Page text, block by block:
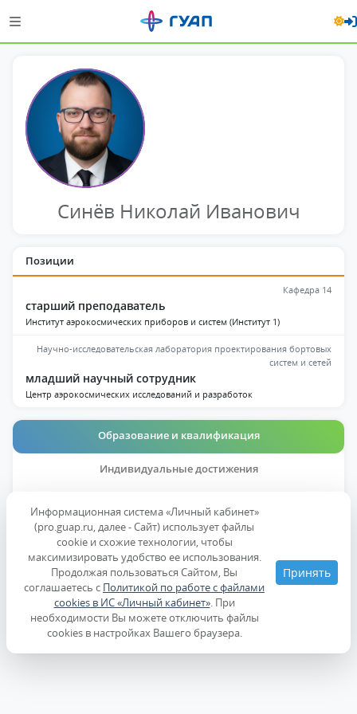
Синёв Николай Иванович
Позиции
Кафедра 14
старший преподаватель
Институт аэрокосмических приборов и систем (Институт 1)
Научно-исследовательская лаборатория проектирования бортовых
систем и сетей
младший научный сотрудник
Центр аэрокосмических исследований и разработок
Образование и квалификация
Индивидуальные достижения
Дисциплины
Образование
Повышение квалификации
Информационная система «Личный кабинет»
(pro.guap.ru, далее - Сайт) использует файлы
cookie и схожие технологии, чтобы
максимизировать удобство ее использования.
Продолжая пользоваться Сайтом, Вы
соглашаетесь с Политикой по работе с файлами
cookies в ИС «Личный кабинет». При
необходимости Вы можете отключить файлы
cookies в настройках Вашего браузера.
Принять